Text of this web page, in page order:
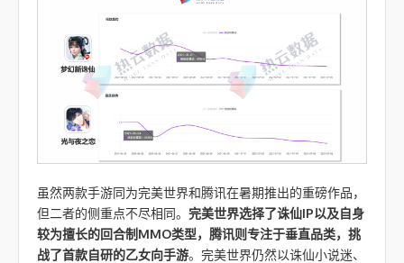
虽然两款手游同为完美世界和腾讯在暑期推出的重磅作品，
但二者的侧重点不尽相同。 完美世界选择了诛仙IP以及自身
较为擅长的回合制MMO类型，腾讯则专注于垂直品类，挑
战了首款自研的乙女向手游。完美世界仍然以诛仙小说迷、